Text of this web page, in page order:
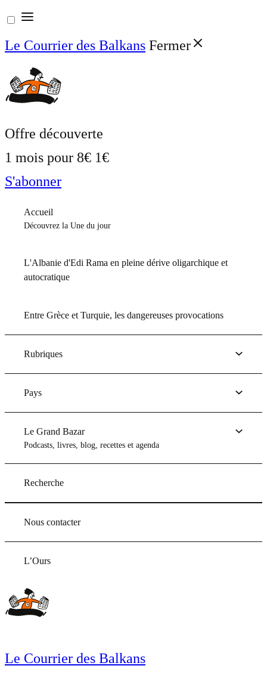
Aller
au
contenu
Le Courrier des Balkans Fermer
Offre découverte
1 mois pour 8€ 1€
S'abonner
Accueil
Découvrez la Une du jour
L'Albanie d'Edi Rama en pleine dérive oligarchique et
autocratique
Entre Grèce et Turquie, les dangereuses provocations
Rubriques
Pays
Le Grand Bazar
Podcasts, livres, blog, recettes et agenda
Recherche
Nous contacter
L’Ours
Le Courrier des Balkans